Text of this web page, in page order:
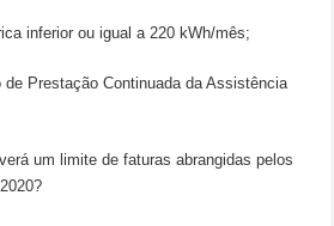
inferior ou igual a 220 kWh/mês;
Prestação Continuada da Assistência
um limite de faturas abrangidas pelos